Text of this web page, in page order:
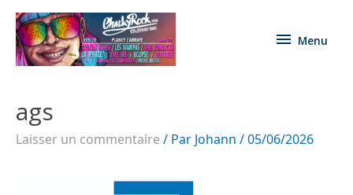
Menu
ags
Laisser un commentaire / Par Johann /05/06/2026